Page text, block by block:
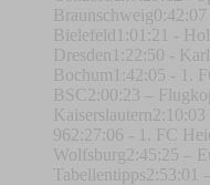
Bielefeld1:01:21 -
Dresden1:22:50 -
Bochum1:42:05 - 1.
BSC2:00:23 –
962:27:06 - 1. FC
Wolfsburg2:45:25 –
Tabellentipps2:53:01